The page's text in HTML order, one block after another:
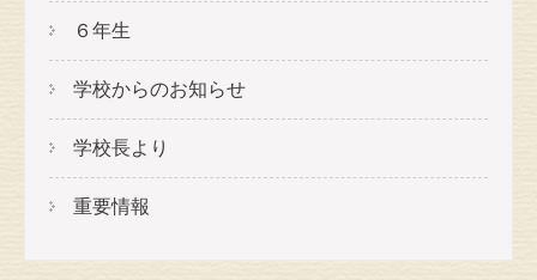
６年生
学校からのお知らせ
学校長より
重要情報